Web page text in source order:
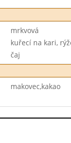
mrkvová
kuřecí na kari,
čaj
makovec,kakao